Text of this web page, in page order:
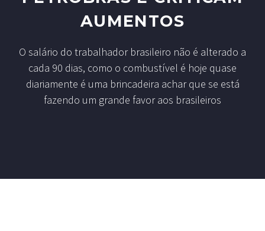
AUMENTOS
O salário do trabalhador brasileiro não é alterado a
cada 90 dias, como o combustível é hoje quase
diariamente é uma brincadeira achar que se está
fazendo um grande favor aos brasileiros